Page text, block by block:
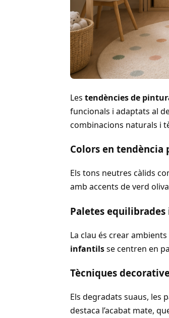
Les tendències de
funcionals i adaptats al
combinacions naturals i
Colors en
Els tons neutres càlids
amb accents de verd
Paletes
La clau és crear
infantilsse centren en
Tècniques
Els degradats suaus, les
destaca l’acabat mate,